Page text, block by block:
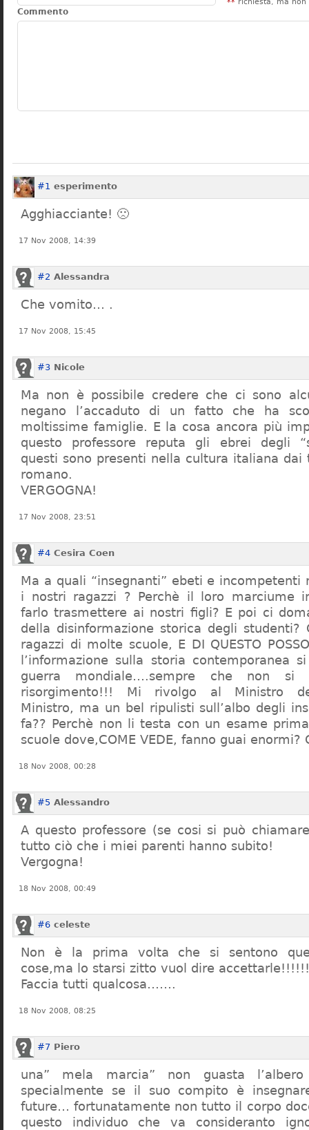
Commento
#1 esperimento
Agghiacciante! 🙁
17 Nov 2008, 14:39
#2 Alessandra
Che vomito… .
17 Nov 2008, 15:45
#3 Nicole
Ma non è possibile credere che ci sono
negano l’accaduto di un fatto che ha
moltissime famiglie. E la cosa ancora più
questo professore reputa gli ebrei degli
questi sono presenti nella cultura italiana dai
romano.
VERGOGNA!
17 Nov 2008, 23:51
#4 Cesira Coen
Ma a quali “insegnanti” ebeti e
i nostri ragazzi ? Perchè il loro marciume
farlo trasmettere ai nostri figli? E poi ci
della disinformazione storica degli
ragazzi di molte scuole, E DI QUESTO POSSO
l’informazione sulla storia contemporanea
guerra mondiale….sempre che non
risorgimento!!! Mi rivolgo al Ministro
Ministro, ma un bel ripulisti sull’albo degli
fa?? Perchè non li testa con un esame
scuole dove,COME VEDE, fanno guai enormi?
18 Nov 2008, 00:28
#5 Alessandro
A questo professore (se cosi si può
tutto ciò che i miei parenti hanno subito!
Vergogna!
18 Nov 2008, 00:49
#6 celeste
Non è la prima volta che si sentono
cose,ma lo starsi zitto vuol dire accettarle!!!!!!
Faccia tutti qualcosa…….
18 Nov 2008, 08:25
#7 Piero
una” mela marcia” non guasta
specialmente se il suo compito è
future… fortunatamente non tutto il corpo
questo individuo che va consideranto